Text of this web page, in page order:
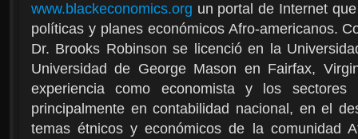
www.blackeconomics.org un portal de Internet
políticas y planes económicos Afro-americanos.
Dr. Brooks Robinson se licenció en la
Universidad de George Mason en Fairfax,
experiencia como economista y los sectores
principalmente en contabilidad nacional, en el
temas étnicos y económicos de la comunidad